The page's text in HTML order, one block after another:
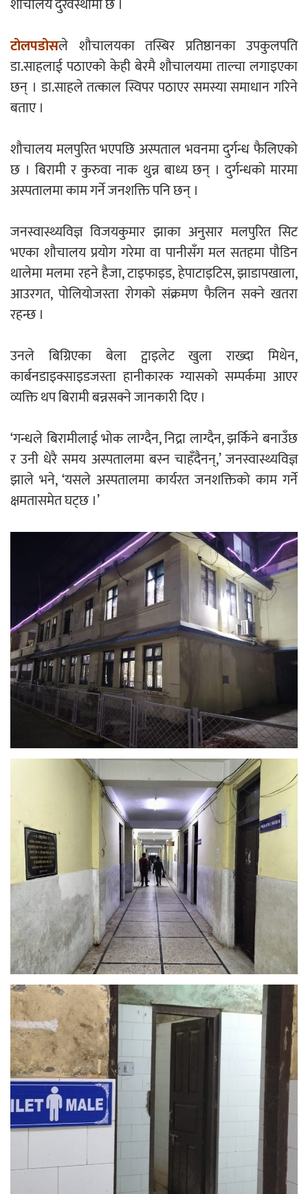
शौचालय दुरवस्थामा छ ।
टोलपडोसले शौचालयका तस्बिर प्रतिष्ठानका उपकुलपति
डा.साहलाई पठाएको केही बेरमै शौचालयमा ताल्चा लगाइएका
छन् । डा.साहले तत्काल स्विपर पठाएर समस्या समाधान गरिने
बताए ।
शौचालय मलपुरित भएपछि अस्पताल भवनमा दुर्गन्ध फैलिएको
छ । बिरामी र कुरुवा नाक थुन्न बाध्य छन् । दुर्गन्धको मारमा
अस्पतालमा काम गर्ने जनशक्ति पनि छन् ।
जनस्वास्थ्यविज्ञ विजयकुमार झाका अनुसार मलपुरित सिट
भएका शौचालय प्रयोग गरेमा वा पानीसँग मल सतहमा पौडिन
थालेमा मलमा रहने हैजा, टाइफाइड, हेपाटाइटिस, झाडापखाला,
आउरगत, पोलियोजस्ता रोगको संक्रमण फैलिन सक्ने खतरा
रहन्छ ।
उनले बिग्रिएका बेला ट्वाइलेट खुला राख्दा मिथेन,
कार्बनडाइक्साइडजस्ता हानीकारक ग्यासको सम्पर्कमा आएर
व्यक्ति थप बिरामी बन्नसक्ने जानकारी दिए ।
‘गन्धले बिरामीलाई भोक लाग्दैन, निद्रा लाग्दैन, झर्किने बनाउँछ
र उनी धेरै समय अस्पतालमा बस्न चाहँदैनन्,’ जनस्वास्थ्यविज्ञ
झाले भने, ‘यसले अस्पतालमा कार्यरत जनशक्तिको काम गर्ने
क्षमतासमेत घट्छ ।’